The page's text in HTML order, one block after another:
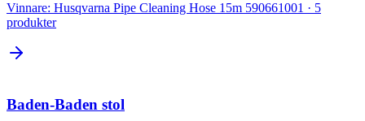
Vinnare: Husqvarna Pipe Cleaning Hose 15m 590661001 · 5
produkter
Baden-Baden stol